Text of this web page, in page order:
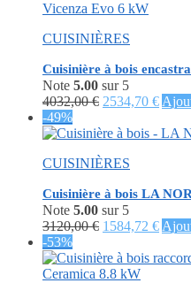
était :
CUISINIÈRES
Cuisinière à bois
Note 5.00 sur 5
4032,00€ Le
initial
4032,00 €.
2534,70 €Le
actuel
-49%
CUISINIÈRES
Cuisinière à bois LA
Note 5.00 sur 5
3120,00€ Le
initial
était :
1584,72 €Le
actuel
-53%